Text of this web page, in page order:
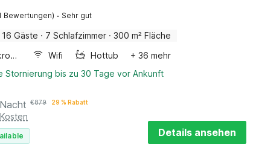
Bewertungen) · Sehr gut
16 Gäste · 7 Schlafzimmer · 300 m² Fläche
Kombi-mikrowelle
Wifi Hottub
+ 36 mehr
Stornierung bis zu 30 Tage vor Ankunft
€879 29 % Rabatt
Details ansehen